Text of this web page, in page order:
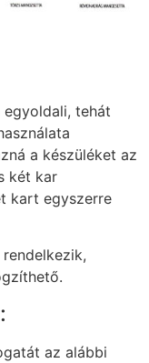
tehát
a készüléket az
két kar
kart egyszerre
az alábbi